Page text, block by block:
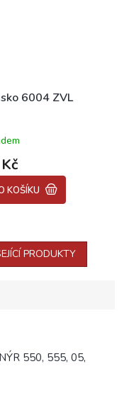
6004 ZVL
KOŠÍKU
PRODUKTY
550, 555, 05,